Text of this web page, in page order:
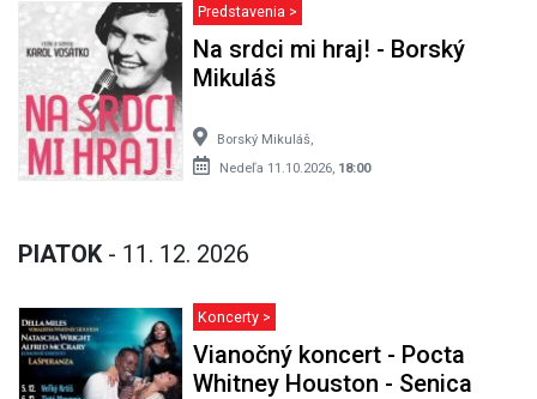
Predstavenia >
Na srdci mi hraj! - Borský
Mikuláš
Borský Mikuláš,
Nedeľa 11.10.2026, 18:00
PIATOK - 11. 12. 2026
Koncerty >
Vianočný koncert - Pocta
Whitney Houston - Senica